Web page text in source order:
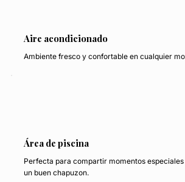
Aire acondicionado
Ambiente fresco y confortable en cualquier
Área de piscina
Perfecta para compartir momentos
un buen chapuzon.